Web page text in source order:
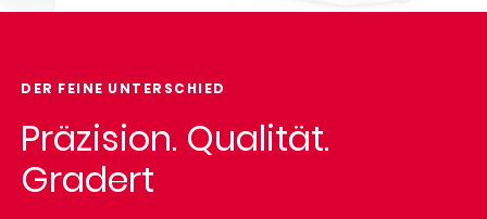
DER FEINE UNTERSCHIED
Präzision. Qualität.
Gradert